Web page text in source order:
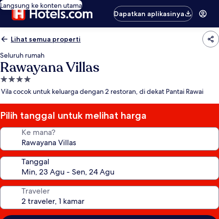
Langsung ke konten utama
Dapatkan aplikasinya
Lihat semua properti
Seluruh rumah
Rawayana Villas
Properti
bintang
Vila cocok untuk keluarga dengan 2 restoran, di dekat Pantai Rawai
Pilih tanggal untuk melihat harga
Ke mana?
Tanggal
Traveler